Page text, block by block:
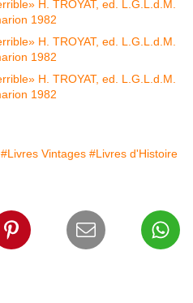
#Livres Vintages #Livres d'Histoire